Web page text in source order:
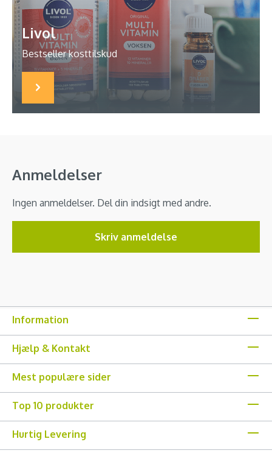
Livol
Bestseller kosttilskud
Anmeldelser
Ingen anmeldelser. Del din indsigt med andre.
Skriv anmeldelse
Information
Hjælp & Kontakt
Mest populære sider
Top 10 produkter
Hurtig Levering